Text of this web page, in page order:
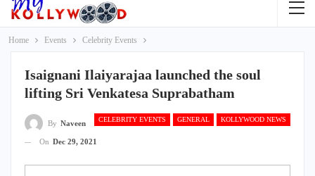
Home Events Celebrity Events
Isaignani Ilaiyarajaa launched the soul
lifting Sri Venkatesa Suprabatham
CELEBRITY EVENTS GENERAL KOLLYWOOD NEWS
By Naveen
On Dec 29, 2021